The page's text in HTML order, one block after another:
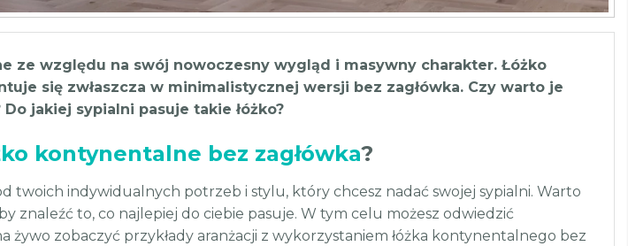
ze względu na swój nowoczesny wygląd i masywny charakter. Łóżko
się zwłaszcza w minimalistycznej wersji bez zagłówka. Czy warto je
jakiej sypialni pasuje takie łóżko?
kontynentalne bez zagłówka?
twoich indywidualnych potrzeb i stylu, który chcesz nadać swojej sypialni. Warto
znaleźć to, co najlepiej do ciebie pasuje. W tym celu możesz odwiedzić
żywo zobaczyć przykłady aranżacji z wykorzystaniem łóżka kontynentalnego bez